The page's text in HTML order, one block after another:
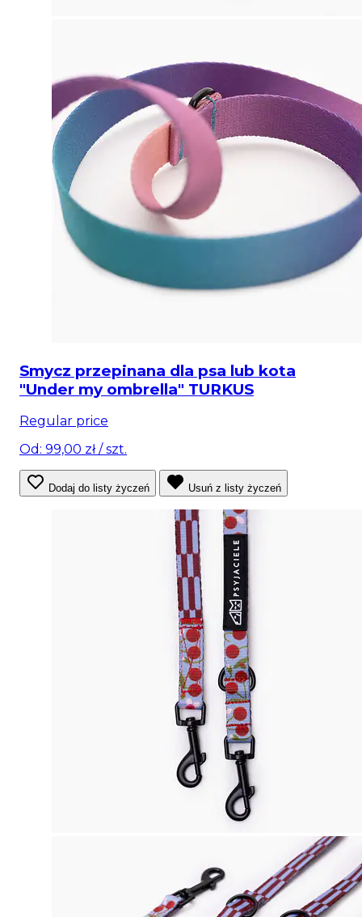
Smycz przepinana dla psa lub kota
"Under my ombrella" TURKUS
Regular price
Od: 99,00 zł/ szt.
Dodaj do listy życzeń Usuń z listy życzeń